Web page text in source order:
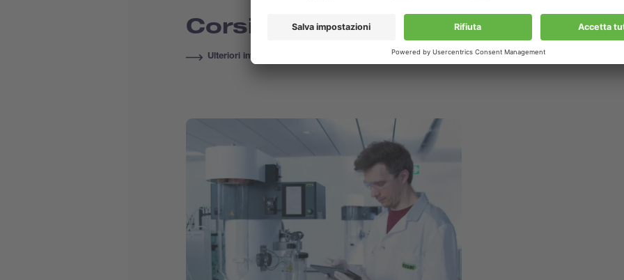
Corsi & Formazione correlati
Ulteriori informazioni su Corsi & Formazione